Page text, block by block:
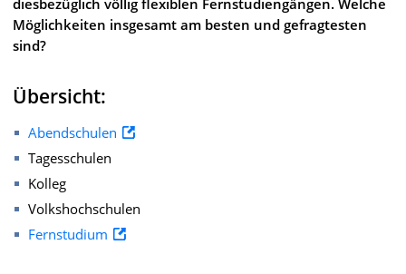
Möglichkeiten insgesamt am besten und gefragtesten
sind?
Übersicht:
Abendschulen
Tagesschulen
Kolleg
Volkshochschulen
Fernstudium